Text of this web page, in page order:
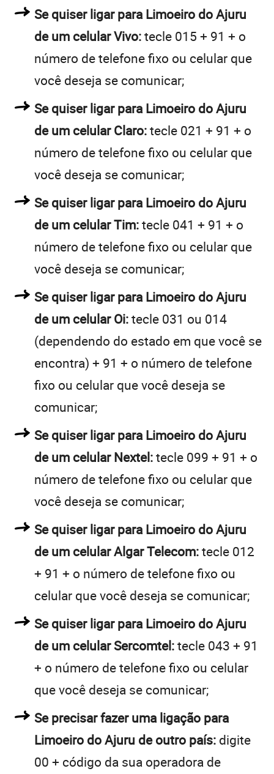
Se quiser ligar para Limoeiro do Ajuru
de um celular Vivo:tecle 015 + 91 + o
número de telefone fixo ou celular que
você deseja se comunicar;
Se quiser ligar para Limoeiro do Ajuru
de um celular Claro:tecle 021 + 91 + o
número de telefone fixo ou celular que
você deseja se comunicar;
Se quiser ligar para Limoeiro do Ajuru
de um celular Tim:tecle 041 + 91 + o
número de telefone fixo ou celular que
você deseja se comunicar;
Se quiser ligar para Limoeiro do Ajuru
de um celular Oi:tecle 031 ou 014
(dependendo do estado em que você se
encontra) + 91 + o número de telefone
fixo ou celular que você deseja se
comunicar;
Se quiser ligar para Limoeiro do Ajuru
de um celular Nextel:tecle 099 + 91 + o
número de telefone fixo ou celular que
você deseja se comunicar;
Se quiser ligar para Limoeiro do Ajuru
de um celular Algar Telecom:tecle 012
+ 91 + o número de telefone fixo ou
celular que você deseja se comunicar;
Se quiser ligar para Limoeiro do Ajuru
de um celular Sercomtel:tecle 043 + 91
+ o número de telefone fixo ou celular
que você deseja se comunicar;
Se precisar fazer uma ligação para
Limoeiro do Ajuru de outro país: digite
00 + código da sua operadora de